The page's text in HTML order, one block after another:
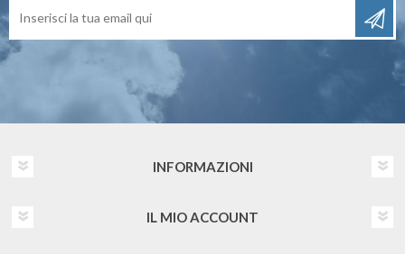
INFORMAZIONI
IL MIO ACCOUNT